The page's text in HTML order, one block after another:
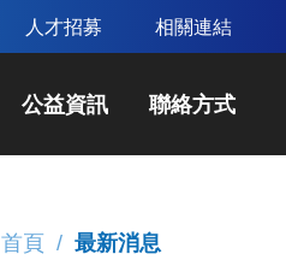
人才招募 相關連結
公益資訊 聯絡方式
首頁 最新消息